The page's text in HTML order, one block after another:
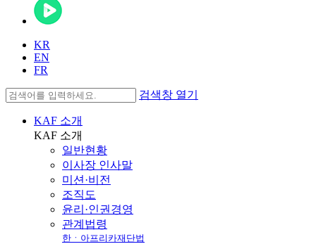
KR
EN
FR
검색창 열기
KAF 소개
KAF 소개
일반현황
이사장 인사말
미션·비전
조직도
윤리·인권경영
관계법령
한ㆍ아프리카재단법